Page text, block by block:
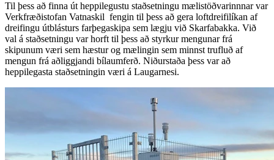
Til þess að finna út heppilegustu staðsetningu mælistöðvarinnnar var
Verkfræðistofan Vatnaskil fengin til þess að gera loftdreifilíkan af
dreifingu útblásturs farþegaskipa sem lægju við Skarfabakka. Við
val á staðsetningu var horft til þess að styrkur mengunar frá
skipunum væri sem hæstur og mælingin sem minnst trufluð af
mengun frá aðliggjandi bílaumferð. Niðurstaða þess var að
heppilegasta staðsetningin væri á Laugarnesi.